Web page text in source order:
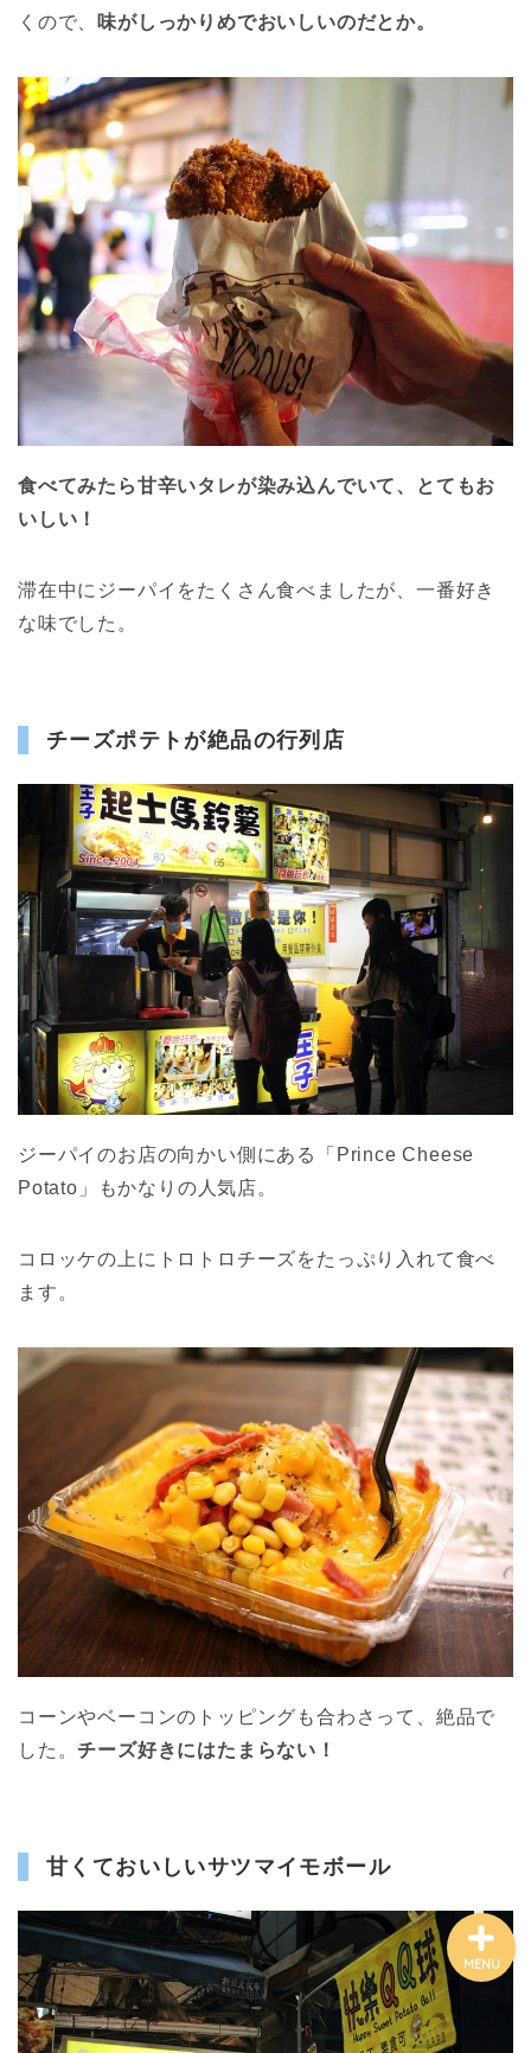
くので、
味がしっかりめでおいしいのだとか。
食べてみたら甘辛いタレが染み込んでいて、とてもお
いしい！
滞在中にジーパイをたくさん食べましたが、一番好き
な味でした。
チーズポテトが絶品の行列店
ジーパイのお店の向かい側にある「Prince Cheese
Potato」もかなりの人気店。
コロッケの上にトロトロチーズをたっぷり入れて食べ
ます。
コーンやベーコンのトッピングも合わさって、絶品で
した。チーズ好きにはたまらない！
甘くておいしいサツマイモボール
MENU
アジア
ヨーロッパ